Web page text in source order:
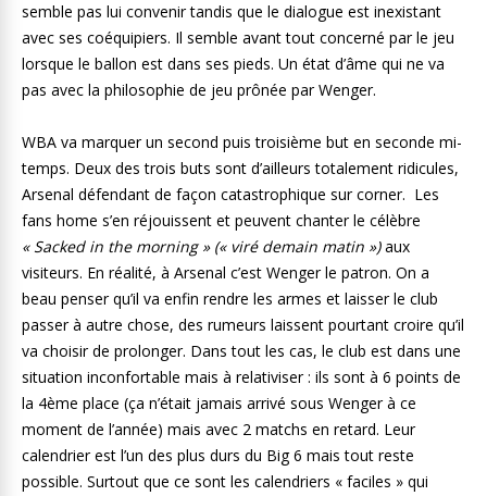
semble pas lui convenir tandis que le dialogue est inexistant
avec ses coéquipiers. Il semble avant tout concerné par le jeu
lorsque le ballon est dans ses pieds. Un état d’âme qui ne va
pas avec la philosophie de jeu prônée par Wenger.
WBA va marquer un second puis troisième but en seconde mi-
temps. Deux des trois buts sont d’ailleurs totalement ridicules,
Arsenal défendant de façon catastrophique sur corner. Les
fans home s’en réjouissent et peuvent chanter le célèbre
« Sacked in the morning » (« viré demain matin »)aux
visiteurs. En réalité, à Arsenal c’est Wenger le patron. On a
beau penser qu’il va enfin rendre les armes et laisser le club
passer à autre chose, des rumeurs laissent pourtant croire qu’il
va choisir de prolonger. Dans tout les cas, le club est dans une
situation inconfortable mais à relativiser : ils sont à 6 points de
la 4ème place (ça n’était jamais arrivé sous Wenger à ce
moment de l’année) mais avec 2 matchs en retard. Leur
calendrier est l’un des plus durs du Big 6 mais tout reste
possible. Surtout que ce sont les calendriers « faciles » qui